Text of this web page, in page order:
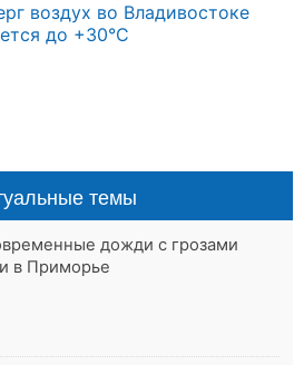
воздух во Владивостоке
до +30°C
темы
дожди с грозами
в Приморье